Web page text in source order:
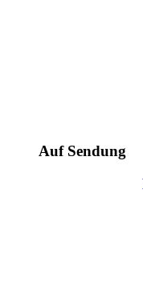
Auf Sendung